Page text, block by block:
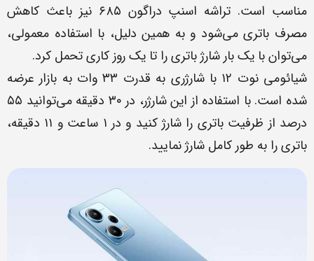
مناسب است. تراشه اسنپ دراگون ۶۸۵ نیز باعث کاهش
مصرف باتری می‌شود و به همین دلیل، با استفاده معمولی،
می‌توان با یک بار شارژ باتری را تا یک روز کاری تحمل کرد.
شیائومی نوت ۱۲ با شارژری به قدرت ۳۳ وات به بازار عرضه
شده است. با استفاده از این شارژر، در ۳۰ دقیقه می‌توانید ۵۵
درصد از ظرفیت باتری را شارژ کنید و در ۱ ساعت و ۱۱ دقیقه،
باتری را به طور کامل شارژ نمایید.